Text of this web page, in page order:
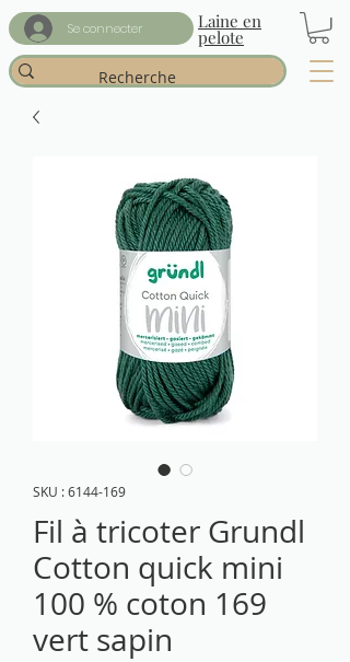
Se connecter Laine en
pelote
SKU : 6144-169
Fil à tricoter Grundl
Cotton quick mini
100 % coton 169
vert sapin